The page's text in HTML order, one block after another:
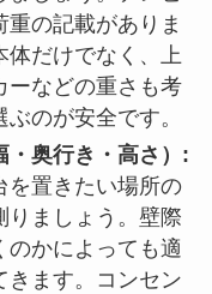
の記載がありま
体だけでなく、上
ーなどの重さも考
のが安全です。
・奥行き・高さ）:
を置きたい場所の
りましょう。壁際
のかによっても適
きます。コンセン